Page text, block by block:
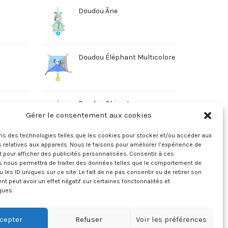
Gérer le consentement aux cookies
des technologies telles que les cookies pour stocker et/ou accéder aux
aux appareils. Nous le faisons pour améliorer l’expérience de
pour afficher des publicités personnalisées. Consentir à ces
nous permettra de traiter des données telles que le comportement de
les ID uniques sur ce site. Le fait de ne pas consentir ou de retirer son
peut avoir un effet négatif sur certaines fonctonnalités et
Refuser Voir les préférences
Doudou Âne
Doudou Éléphant Multicolore
Doudou Chien Jaune